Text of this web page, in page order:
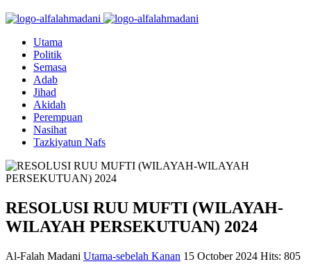
Utama
Politik
Semasa
Adab
Jihad
Akidah
Perempuan
Nasihat
Tazkiyatun Nafs
RESOLUSI RUU MUFTI (WILAYAH-
WILAYAH PERSEKUTUAN) 2024
Al-Falah Madani Utama-sebelah Kanan 15 October 2024 Hits: 805